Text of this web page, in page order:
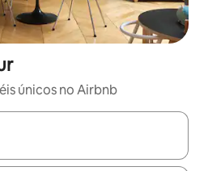
únicos no Airbnb
disponíveis, explore-os